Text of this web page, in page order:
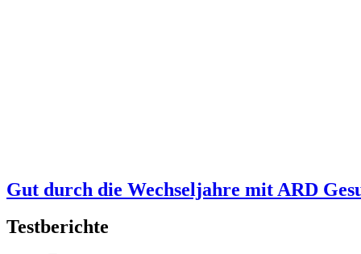
Gut durch die Wechseljahre mit ARD
Testberichte